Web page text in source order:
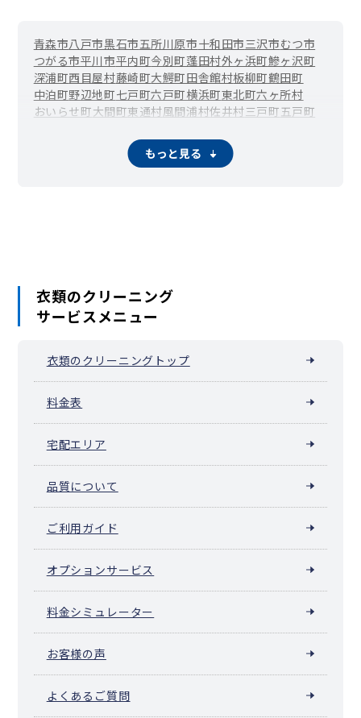
青森市八戸市黒石市五所川原市十和田市三沢市むつ市
つがる市平川市平内町今別町蓬田村外ヶ浜町鰺ヶ沢町
深浦町西目屋村藤崎町大鰐町田舎館村板柳町鶴田町
中泊町野辺地町七戸町六戸町横浜町東北町六ヶ所村
おいらせ町大間町東通村風間浦村佐井村三戸町五戸町
もっと見る
衣類のクリーニング
サービスメニュー
衣類のクリーニングトップ
料金表
宅配エリア
品質について
ご利用ガイド
オプションサービス
料金シミュレーター
お客様の声
よくあるご質問